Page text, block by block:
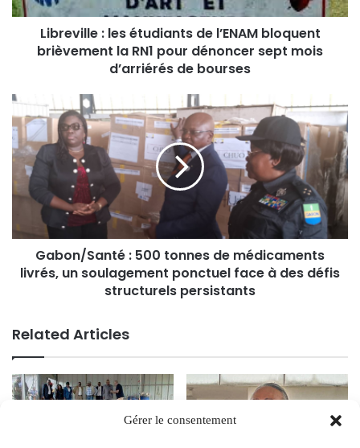
Gérer le consentement
Libreville : les étudiants de l’ENAM bloquent
brièvement la RN1 pour dénoncer sept mois
d’arriérés de bourses
Gabon/Santé : 500 tonnes de médicaments
livrés, un soulagement ponctuel face à des défis
structurels persistants
Related Articles